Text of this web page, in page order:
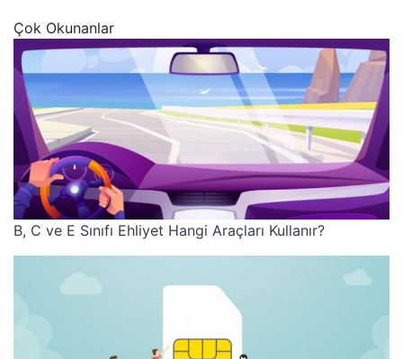
Çok Okunanlar
B, C ve E Sınıfı Ehliyet Hangi Araçları Kullanır?